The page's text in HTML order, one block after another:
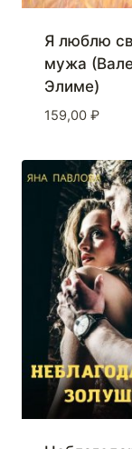
Я люблю
мужа
Элиме)
159,00 ₽